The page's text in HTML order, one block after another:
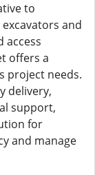
to
and
access
offers a
project needs.
delivery,
support,
for
and manage